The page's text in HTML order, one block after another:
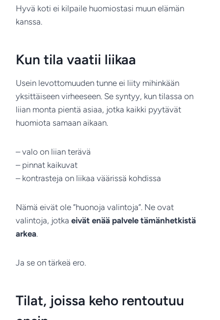
Hyvä koti ei kilpaile huomiostasi muun elämän
kanssa.
Kun tila vaatii liikaa
Usein levottomuuden tunne ei liity mihinkään
yksittäiseen virheeseen. Se syntyy, kun tilassa on
liian monta pientä asiaa, jotka kaikki pyytävät
huomiota samaan aikaan.
– valo on liian terävä
– pinnat kaikuvat
– kontrasteja on liikaa väärissä kohdissa
Nämä eivät ole ”huonoja valintoja”. Ne ovat
valintoja, jotka eivät enää palvele tämänhetkistä
arkea.
Ja se on tärkeä ero.
Tilat, joissa keho rentoutuu